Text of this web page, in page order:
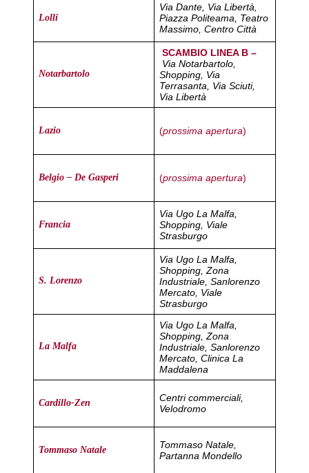
Lolli
Via Dante, Via Libertà,
Piazza Politeama, Teatro
Massimo, Centro Città
Notarbartolo
SCAMBIO LINEA B –
Via Notarbartolo,
Shopping, Via
Terrasanta, Via Sciuti,
Via Libertà
Lazio (prossima apertura)
Belgio – De Gasperi (prossima apertura)
Francia
Via Ugo La Malfa,
Shopping, Viale
Strasburgo
S. Lorenzo
Via Ugo La Malfa,
Shopping, Zona
Industriale, Sanlorenzo
Mercato, Viale
Strasburgo
La Malfa
Via Ugo La Malfa,
Shopping, Zona
Industriale, Sanlorenzo
Mercato, Clinica La
Maddalena
Cardillo-Zen
Centri commerciali,
Velodromo
Tommaso Natale
Tommaso Natale,
Partanna Mondello